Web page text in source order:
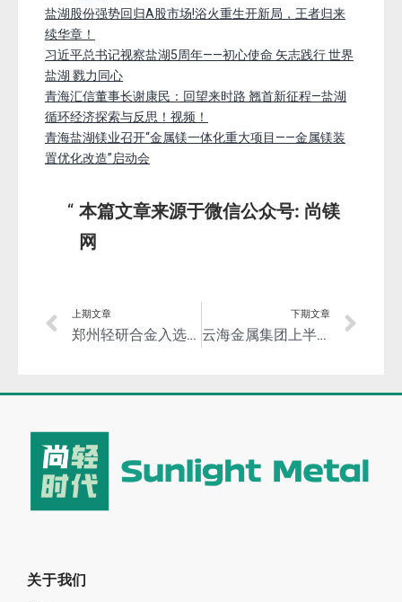
盐湖股份强势回归A股市场!浴火重生开新局，王者归来
续华章！
习近平总书记视察盐湖5周年——初心使命 矢志践行 世界
盐湖 戮力同心
青海汇信董事长谢康民：回望来时路 翘首新征程—盐湖
循环经济探索与反思！视频！
青海盐湖镁业召开“金属镁一体化重大项目——金属镁装
置优化改造”启动会
本篇文章来源于微信公众号: 尚镁
网
上期文章
郑州轻研合金入选国家级专精特新“小巨人”企业
下期文章
云海金属集团上半年净利润同比增46.68%
关于我们